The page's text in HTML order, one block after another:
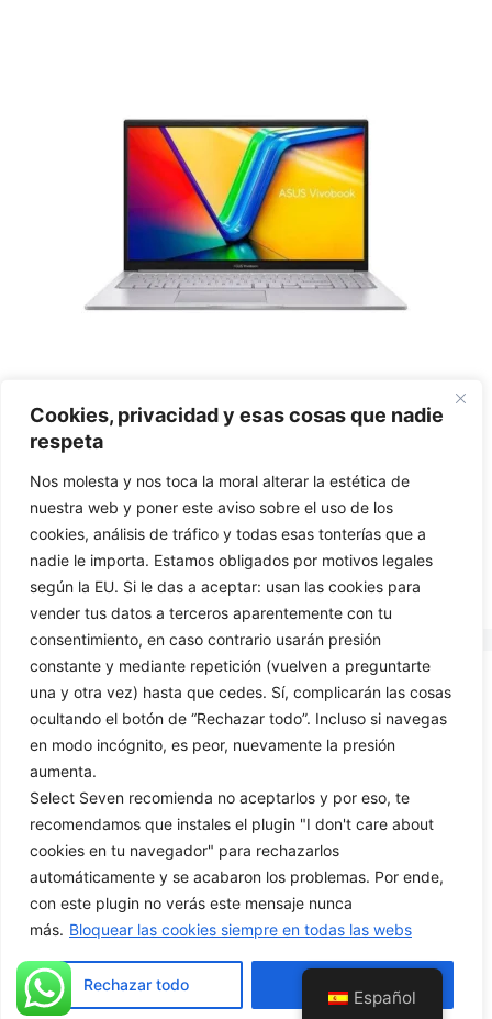
Cookies, privacidad y esas cosas que nadie
respeta
Nos molesta y nos toca la moral alterar la estética de
nuestra web y poner este aviso sobre el uso de los
cookies, análisis de tráfico y todas esas tonterías que a
nadie le importa. Estamos obligados por motivos legales
según la EU. Si le das a aceptar: usan las cookies para
vender tus datos a terceros aparentemente con tu
consentimiento, en caso contrario usarán presión
constante y mediante repetición (vuelven a preguntarte
una y otra vez) hasta que cedes. Sí, complicarán las cosas
ocultando el botón de “Rechazar todo”. Incluso si navegas
en modo incógnito, es peor, nuevamente la presión
aumenta.
Select Seven recomienda no aceptarlos y por eso, te
recomendamos que instales el plugin "I don't care about
cookies en tu navegador" para rechazarlos
automáticamente y se acabaron los problemas. Por ende,
con este plugin no verás este mensaje nunca
más. Bloquear las cookies siempre en todas las webs
Rechazar todo
Portátil ASUS VIVOBOOK F1504VA-BQ199 Core
5 120U 8GB 512GB sin sistema operativo
0
e
€599,00
Añadir al carrito
CONTÁCTANOS
699425444
info@selectseven.net
© 2026 Select Seven Español